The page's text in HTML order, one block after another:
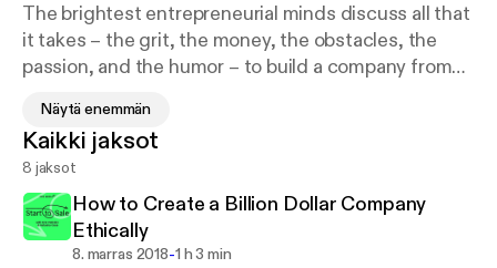
The brightest entrepreneurial minds discuss all that
it takes – the grit, the money, the obstacles, the
passion, and the humor – to build a company from
leaders, Erin Patinkin (CEO & Founder of Ovenly)
and Natasha Case (CEO & Founder of Coolhaus)
every Thursday for fascinating conversations about
the journey to succeed in business. Produced by
Eater and the Vox Media Podcast Network.
Näytä enemmän
Kaikki jaksot
8 jaksot
How to Create a Billion Dollar Company
Ethically
8. marras 2018-1 h 3 min